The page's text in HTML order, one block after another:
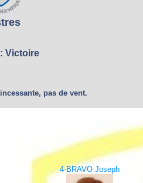
Victoire
pas de vent.
4-BRAVO Joseph